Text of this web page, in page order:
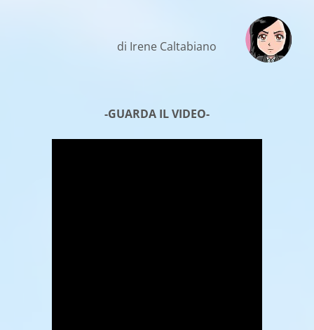
di Irene Caltabiano
-GUARDA IL VIDEO-